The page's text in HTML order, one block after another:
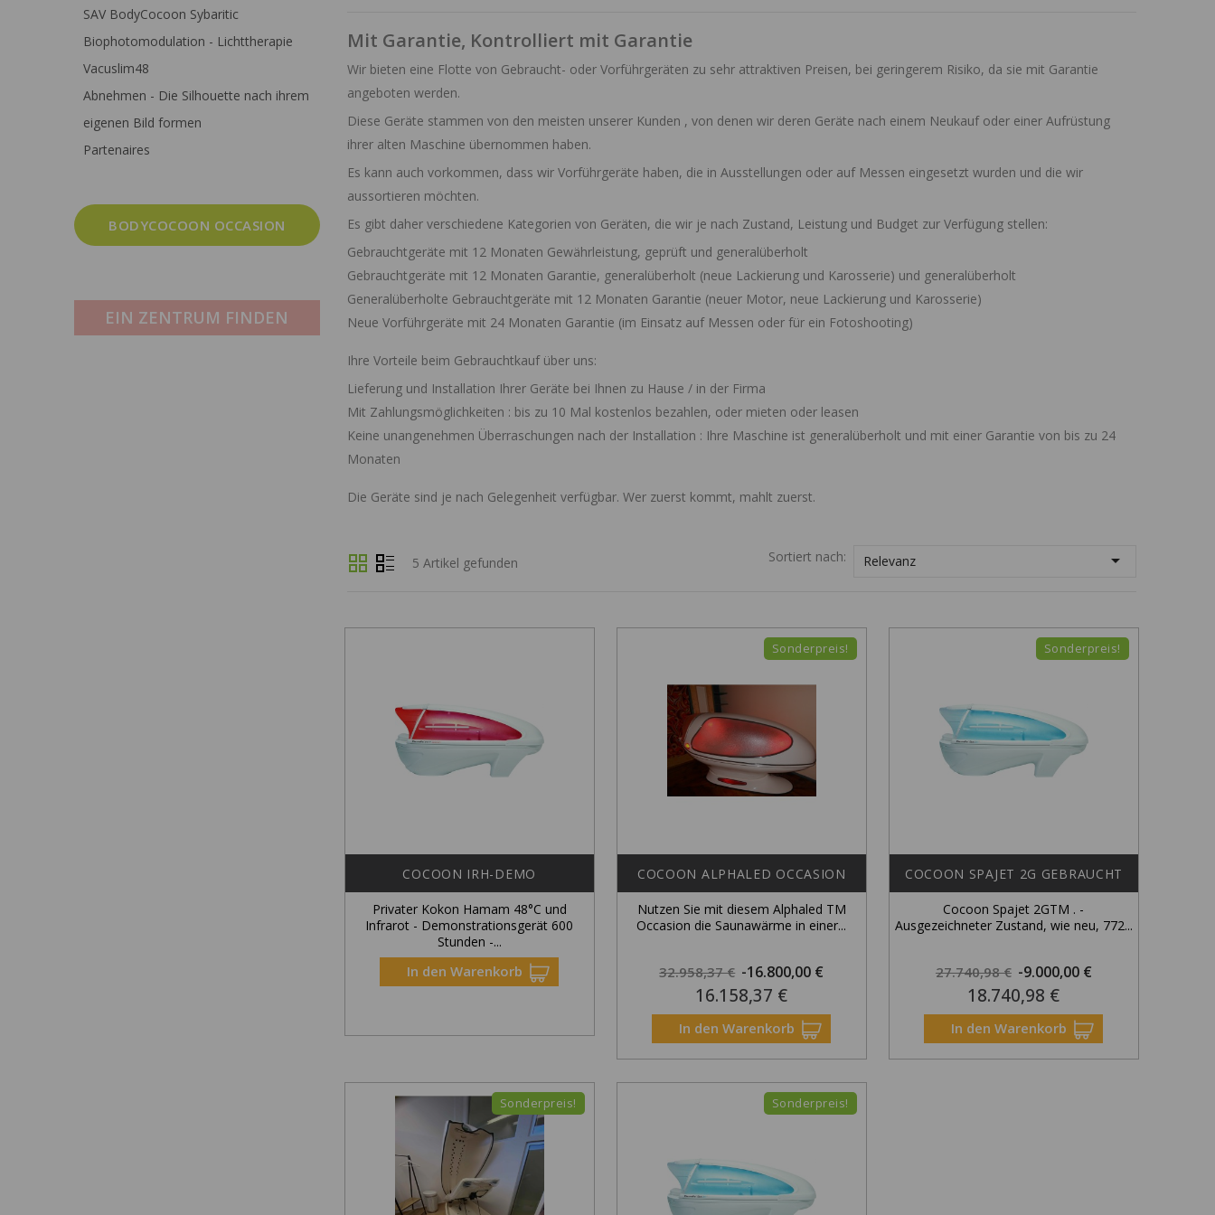
SAV BodyCocoon Sybaritic
Biophotomodulation - Lichttherapie
Vacuslim48
Abnehmen - Die Silhouette nach ihrem
eigenen Bild formen
Partenaires
BODYCOCOON OCCASION
EIN ZENTRUM FINDEN
Mit Garantie, Kontrolliert mit Garantie
Wir bieten eine Flotte von Gebraucht- oder Vorführgeräten zu sehr attraktiven Preisen, bei geringerem Risiko, da sie mit Garantie
angeboten werden.
Diese Geräte stammen von den meisten unserer Kunden , von denen wir deren Geräte nach einem Neukauf oder einer Aufrüstung
ihrer alten Maschine übernommen haben.
Es kann auch vorkommen, dass wir Vorführgeräte haben, die in Ausstellungen oder auf Messen eingesetzt wurden und die wir
aussortieren möchten.
Es gibt daher verschiedene Kategorien von Geräten, die wir je nach Zustand, Leistung und Budget zur Verfügung stellen:
Gebrauchtgeräte mit 12 Monaten Gewährleistung, geprüft und generalüberholt
Gebrauchtgeräte mit 12 Monaten Garantie, generalüberholt (neue Lackierung und Karosserie) und generalüberholt
Generalüberholte Gebrauchtgeräte mit 12 Monaten Garantie (neuer Motor, neue Lackierung und Karosserie)
Neue Vorführgeräte mit 24 Monaten Garantie (im Einsatz auf Messen oder für ein Fotoshooting)
Ihre Vorteile beim Gebrauchtkauf über uns:
Lieferung und Installation Ihrer Geräte bei Ihnen zu Hause / in der Firma
Mit Zahlungsmöglichkeiten : bis zu 10 Mal kostenlos bezahlen, oder mieten oder leasen
Keine unangenehmen Überraschungen nach der Installation : Ihre Maschine ist generalüberholt und mit einer Garantie von bis zu 24
Monaten
Die Geräte sind je nach Gelegenheit verfügbar. Wer zuerst kommt, mahlt zuerst.
5 Artikel gefunden Sortiert nach: Relevanz 
COCOON IRH-DEMO
Privater Kokon Hamam 48°C und
Infrarot - Demonstrationsgerät 600
Stunden -...
In den Warenkorb
Nur Online Erhältlich
Sonderpreis!
COCOON ALPHALED OCCASION
Nutzen Sie mit diesem Alphaled TM
Occasion die Saunawärme in einer...
Regulärer
32.958,37 € -16.800,00 €
16.158,37 €
In den Warenkorb
Sonderpreis!
COCOON SPAJET 2G GEBRAUCHT
Cocoon Spajet 2GTM . -
Ausgezeichneter Zustand, wie neu, 772...
Regulärer
Preis
27.740,98 € -9.000,00 €Preis
18.740,98 €
In den Warenkorb
Sonderpreis! Sonderpreis!